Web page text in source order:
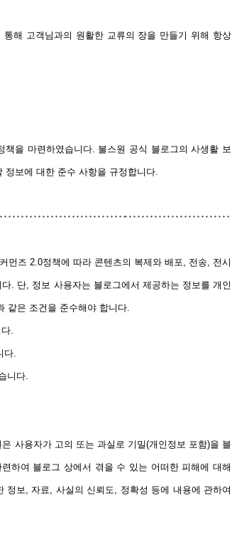
해 고객님과의 원활한 교류의 장을 만들기 위해 항상
을 마련하였습니다. 불스원 공식 블로그의 사생활 보
정보에 대한 준수 사항을 규정합니다.
먼즈 2.0정책에 따라 콘텐츠의 복제와 배포, 전송, 전시
. 단, 정보 사용자는 블로그에서 제공하는 정보를 개인
같은 조건을 준수해야 합니다.
.
다.
니다.
사용자가 고의 또는 과실로 기밀(개인정보 포함)을 블
하여 블로그 상에서 겪을 수 있는 어떠한 피해에 대해
보, 자료, 사실의 신뢰도, 정확성 등에 내용에 관하여